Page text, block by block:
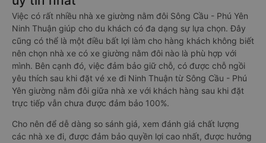
Việc có rất nhiều nhà xe giường nằm đôi Sông Cầu - Phú Yên
Ninh Thuận giúp cho du khách có đa dạng sự lựa chọn. Đây
cũng có thể là một điều bất lợi làm cho hàng khách không biết
nên chọn nhà xe có xe giường nằm đôi nào là phù hợp với
mình. Bên cạnh đó, việc đảm bảo giữ chỗ, có được chỗ ngồi
yêu thích sau khi đặt vé xe đi Ninh Thuận từ Sông Cầu - Phú
Yên giường nằm đôi giữa nhà xe với khách hàng sau khi đặt
trực tiếp vẫn chưa được đảm bảo 100%.
Cho nên để dễ dàng so sánh giá, xem đánh giá chất lượng
các nhà xe đi, được đảm bảo quyền lợi cao nhất, được hưởng